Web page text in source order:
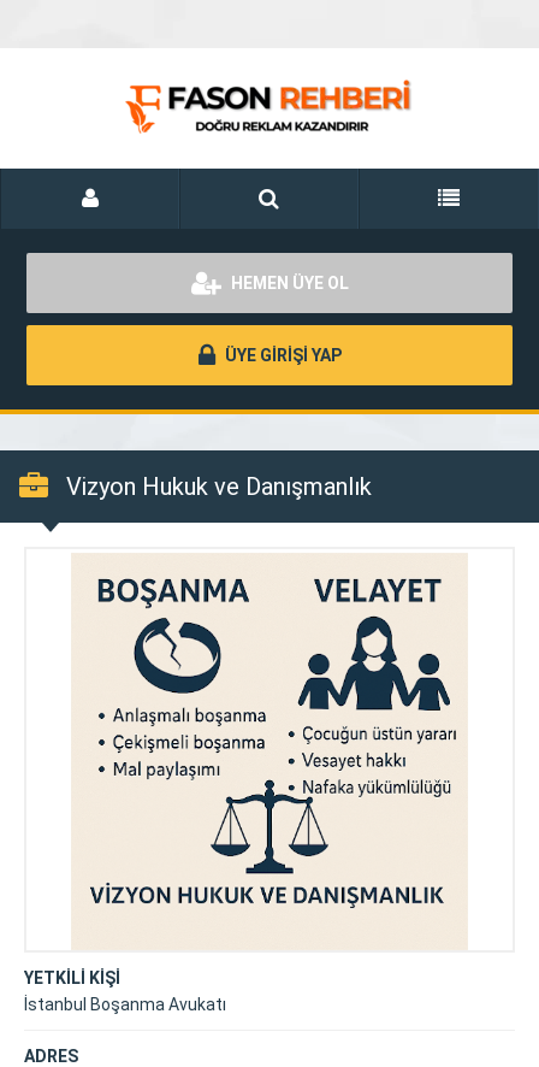
HEMEN ÜYE OL
ÜYE GİRİŞİ YAP
Vizyon Hukuk ve Danışmanlık
YETKİLİ KİŞİ
İstanbul Boşanma Avukatı
ADRES